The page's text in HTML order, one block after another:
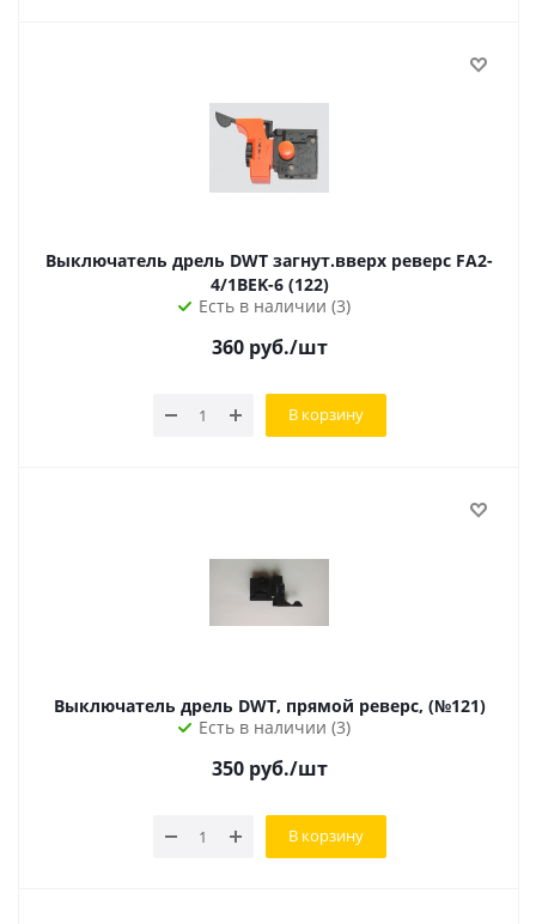
Выключатель дрель DWT загнут.вверх реверс FA2-
4/1BEK-6 (122)
Есть в наличии (3)
360руб./шт
В корзину
Выключатель дрель DWT, прямой реверс, (№121)
Есть в наличии (3)
350руб./шт
В корзину